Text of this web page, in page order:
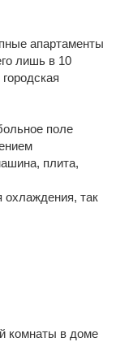
апартаменты
лишь в 10
поле
плита,
охлаждения, так
комнаты в доме